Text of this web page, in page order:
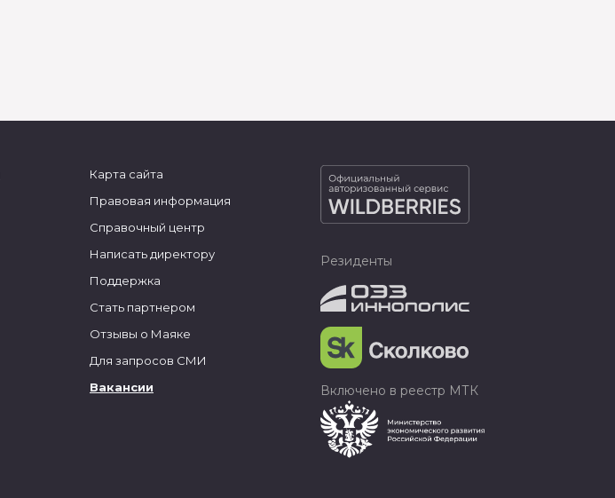
Карта сайта
Правовая информация
Справочный центр
Написать директору
Поддержка
Стать партнером
Отзывы о Маяке
Для запросов СМИ
Вакансии
Резиденты
Включено в реестр МТК